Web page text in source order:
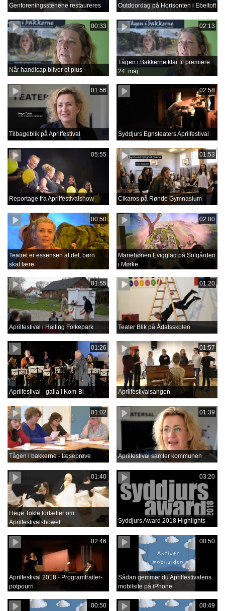
Genforeningsstenene restaureres Outdoordag på Horisonten i Ebeltoft
00:33
Når handicap bliver et plus
02:13
Tågen i Bakkerne klar til premiere
24. maj
01:56
Tilbageblik på Aprilfestival
02:58
Syddjurs Egnsteaters Aprilfestival
05:55
Reportage fra Aprilfestivalshow
01:53
Cikaros på Rønde Gymnasium
00:50
Teatret er essensen af det, børn
skal lære
02:00
Mariehønen Evigglad på Solgården
i Mørke
01:55
Aprilfestival i Halling Folkepark
01:20
Teater Blik på Ådalsskolen
01:26
Aprilfestival - galla i Kom-Bi
01:57
Aprilfestivalsangen
01:02
Tågen i bakkerne - læseprøve
01:39
Aprilfestival samler kommunen
01:40
Hege Tokle fortæller om
Aprilfestivalshowet
03:20
Syddjurs Award 2018 Highlights
02:46
Aprilfestival 2018 - Programtrailer-
potpourri
00:50
Sådan gemmer du Aprilfestivalens
mobilsite på iPhone
00:50 00:49